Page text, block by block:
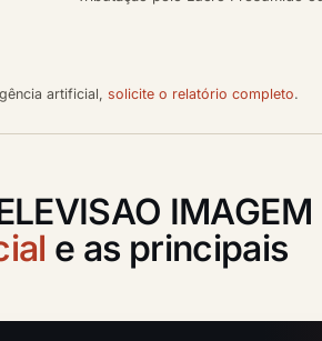
artificial, solicite o relatório completo.
IMAGEM
e as principais